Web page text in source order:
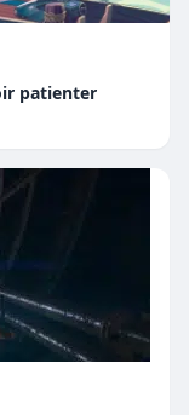
patienter